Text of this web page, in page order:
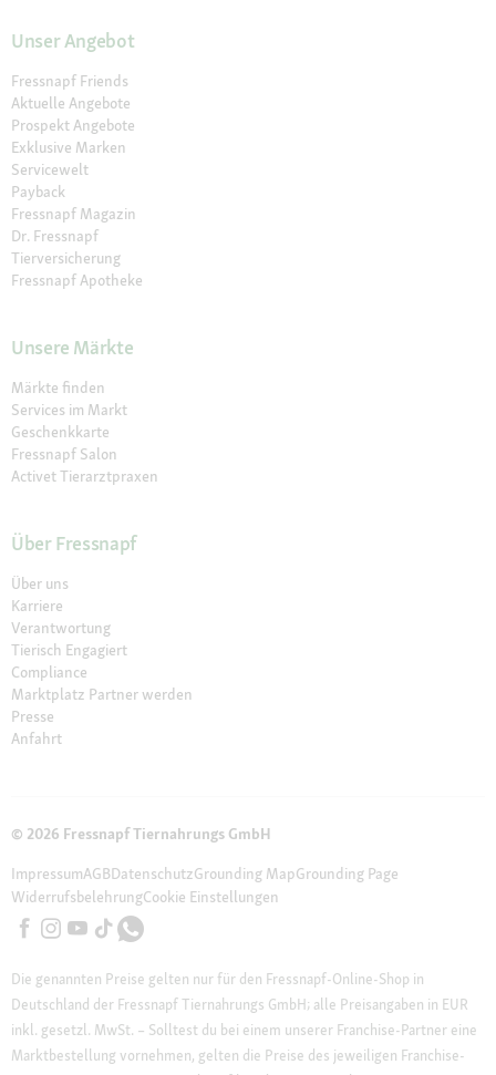
Unser Angebot
Fressnapf Friends
Aktuelle Angebote
Prospekt Angebote
Exklusive Marken
Servicewelt
Payback
Fressnapf Magazin
Dr. Fressnapf
Tierversicherung
Fressnapf Apotheke
Unsere Märkte
Märkte finden
Services im Markt
Geschenkkarte
Fressnapf Salon
Activet Tierarztpraxen
Über Fressnapf
Über uns
Karriere
Verantwortung
Tierisch Engagiert
Compliance
Marktplatz Partner werden
Presse
Anfahrt
© 2026 Fressnapf Tiernahrungs GmbH
ImpressumAGBDatenschutzGrounding MapGrounding Page
WiderrufsbelehrungCookie Einstellungen
Die genannten Preise gelten nur für den Fressnapf-Online-Shop in
Deutschland der Fressnapf Tiernahrungs GmbH; alle Preisangaben in EUR
inkl. gesetzl. MwSt. – Solltest du bei einem unserer Franchise-Partner eine
Marktbestellung vornehmen, gelten die Preise des jeweiligen Franchise-